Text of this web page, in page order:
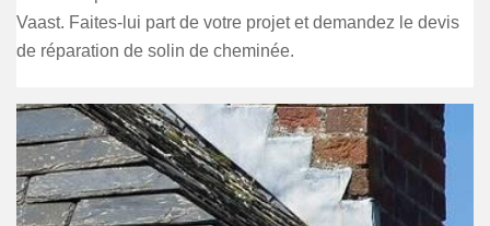
Vaast. Faites-lui part de votre projet et demandez le devis
de réparation de solin de cheminée.